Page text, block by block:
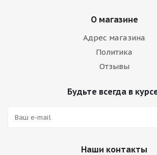
О магазине
Адрес магазина
Политика
Отзывы
Будьте всегда в
Наши контакты